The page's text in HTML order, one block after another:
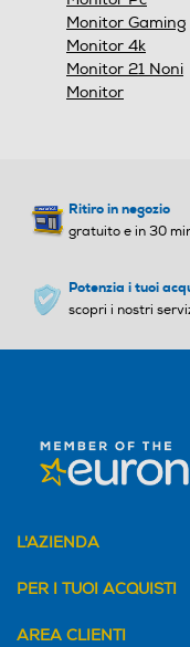
Flicker Safe
*Immagini
dall’uso
*La cifra è
modello
Monitor Gaming
Monitor 4k
Monitor 21 Noni
Monitor
Ritiro in negozio
gratuito e in 30
Potenzia i tuoi
scopri i nostri
L'AZIENDA
PER I TUOI ACQUISTI
AREA CLIENTI